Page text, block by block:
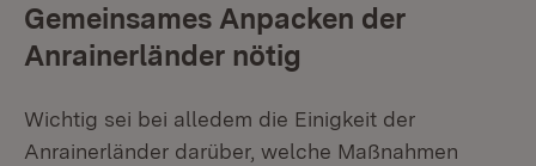
Gemeinsames Anpacken der
Anrainerländer nötig
Wichtig sei bei alledem die Einigkeit der
Anrainerländer darüber, welche Maßnahmen